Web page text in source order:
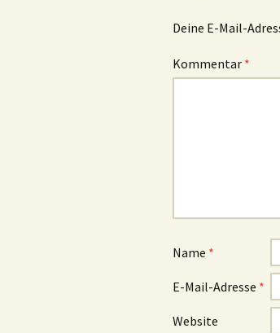
Deine E-Mail-
Kommentar *
Name *
E-Mail-Adresse *
Website